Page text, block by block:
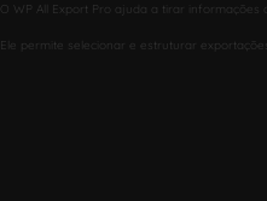
O WP All Export Pro ajuda a tirar
Ele permite selecionar e estruturar